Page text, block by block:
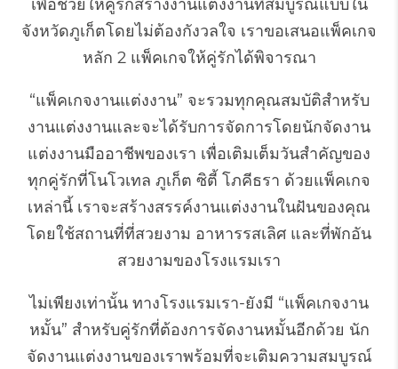
เพื่อช่วยให้คู่รักสร้างงานแต่งงานที่สมบูรณ์แบบใน
จังหวัดภูเก็ตโดยไม่ต้องกังวลใจ เราขอเสนอแพ็คเกจ
หลัก 2 แพ็คเกจให้คู่รักได้พิจารณา
“แพ็คเกจงานแต่งงาน” จะรวมทุกคุณสมบัติสำหรับ
งานแต่งงานและจะได้รับการจัดการโดยนักจัดงาน
แต่งงานมืออาชีพของเรา เพื่อเติมเต็มวันสำคัญของ
ทุกคู่รักที่โนโวเทล ภูเก็ต ซิตี้ โภคีธรา ด้วยแพ็คเกจ
เหล่านี้ เราจะสร้างสรรค์งานแต่งงานในฝันของคุณ
โดยใช้สถานที่ที่สวยงาม อาหารรสเลิศ และที่พักอัน
สวยงามของโรงแรมเรา
ไม่เพียงเท่านั้น ทางโรงแรมเรา-ยังมี “แพ็คเกจงาน
หมั้น” สำหรับคู่รักที่ต้องการจัดงานหมั้นอีกด้วย นัก
จัดงานแต่งงานของเราพร้อมที่จะเติมความสมบูรณ์